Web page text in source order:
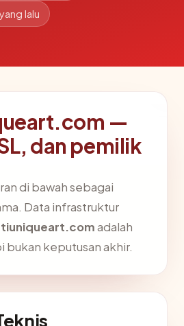
lalu
—
dan pemilik
di bawah sebagai
Data infrastruktur
adalah
bukan keputusan akhir.